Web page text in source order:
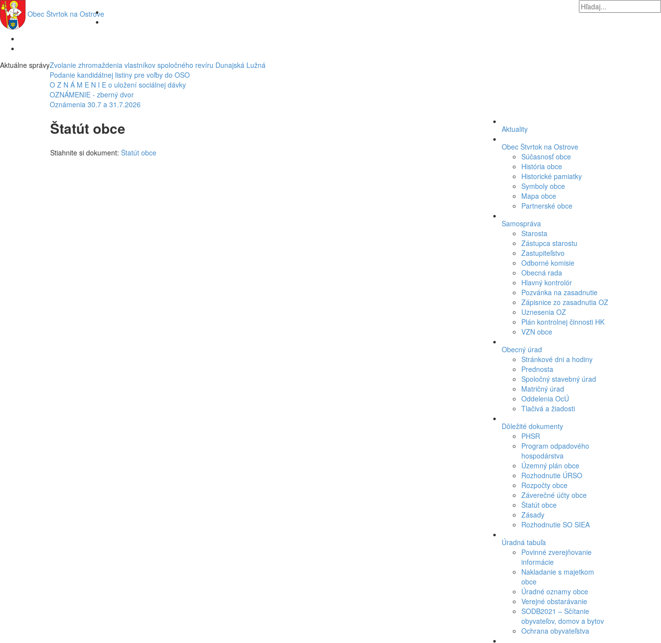
Obec Štvrtok na Ostrove
Aktuálne správyZvolanie zhromaždenia vlastníkov spoločného revíru Dunajská Lužná
Podanie kandidátnej listiny pre voľby do OSO
O Z N Á M E N I E o uložení sociálnej dávky
OZNÁMENIE - zberný dvor
Oznámenia 30.7 a 31.7.2026
Štatút obce
Stiahnite si dokument: Štatút obce
Aktuality
Obec Štvrtok na Ostrove
Súčasnosť obce
História obce
Historické pamiatky
Symboly obce
Mapa obce
Partnerské obce
Samospráva
Starosta
Zástupca starostu
Zastupiteľstvo
Odborné komisie
Obecná rada
Hlavný kontrolór
Pozvánka na zasadnutie
Zápisnice zo zasadnutia OZ
Uznesenia OZ
Plán kontrolnej činnosti HK
VZN obce
Obecný úrad
Stránkové dni a hodiny
Prednosta
Spoločný stavebný úrad
Matričný úrad
Oddelenia OcÚ
Tlačivá a žiadosti
Dôležité dokumenty
PHSR
Program odpadového
hospodárstva
Územný plán obce
Rozhodnutie ÚRSO
Rozpočty obce
Záverečné účty obce
Štatút obce
Zásady
Rozhodnutie SO SIEA
Úradná tabuľa
Povinné zverejňovanie
informácie
Nakladanie s majetkom
obce
Úradné oznamy obce
Verejné obstarávanie
SODB2021 – Sčítanie
obyvateľov, domov a bytov
Ochrana obyvateľstva